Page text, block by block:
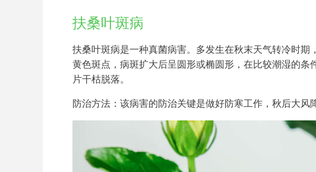
扶桑叶斑病
扶桑叶斑病是一种真菌病害。多发生在秋末天气转冷时
黄色斑点，病斑扩大后呈圆形或椭圆形，在比较潮湿的
片干枯脱落。
防治方法：该病害的防治关键是做好防寒工作，秋后大风